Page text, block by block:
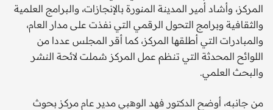
المركز، وأشاد أمير المدينة المنورة بالإنجازات، والبرامج العلمية
والثقافية وبرامج التحول الرقمي التي نفذت على مدار العام،
والمبادرات التي أطلقها المركز، كما أقر المجلس عددا من
اللوائح المحدثة التي تنظم عمل المركز شملت لائحة النشر
والبحث العلمي.
من جانبه، أوضح الدكتور فهد الوهبي مدير عام مركز بحوث